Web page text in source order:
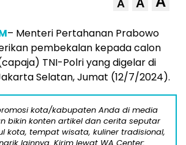
A A
– Menteri Pertahanan Prabowo
pembekalan kepada calon
TNI-Polri yang digelar di
Selatan, Jumat (12/7/2024).
kota/kabupaten Anda di media
bikin konten artikel dan cerita seputar
kota, tempat wisata, kuliner tradisional,